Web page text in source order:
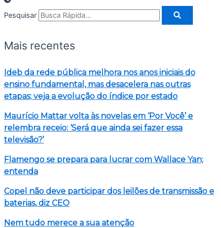
Pesquisar
Mais recentes
Ideb da rede pública melhora nos anos iniciais do
ensino fundamental, mas desacelera nas outras
etapas; veja a evolução do índice por estado
Maurício Mattar volta às novelas em ‘Por Você’ e
relembra receio: ‘Será que ainda sei fazer essa
televisão?’
Flamengo se prepara para lucrar com Wallace Yan;
entenda
Copel não deve participar dos leilões de transmissão e
baterias, diz CEO
Nem tudo merece a sua atenção